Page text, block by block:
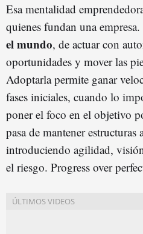
Esa mentalidad
quienes fundan una
el mundo, de actuar con
oportunidades y mover las
Adoptarla permite ganar
fases iniciales, cuando lo
poner el foco en el objetivo
pasa de mantener estructuras
introduciendo agilidad,
el riesgo. Progress over